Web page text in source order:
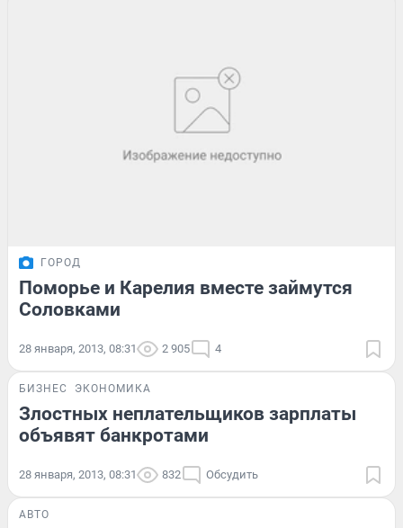
ГОРОД
Поморье и Карелия вместе займутся
Соловками
28 января, 2013, 08:31 2 905 4
БИЗНЕС ЭКОНОМИКА
Злостных неплательщиков зарплаты
объявят банкротами
28 января, 2013, 08:31 832 Обсудить
АВТО